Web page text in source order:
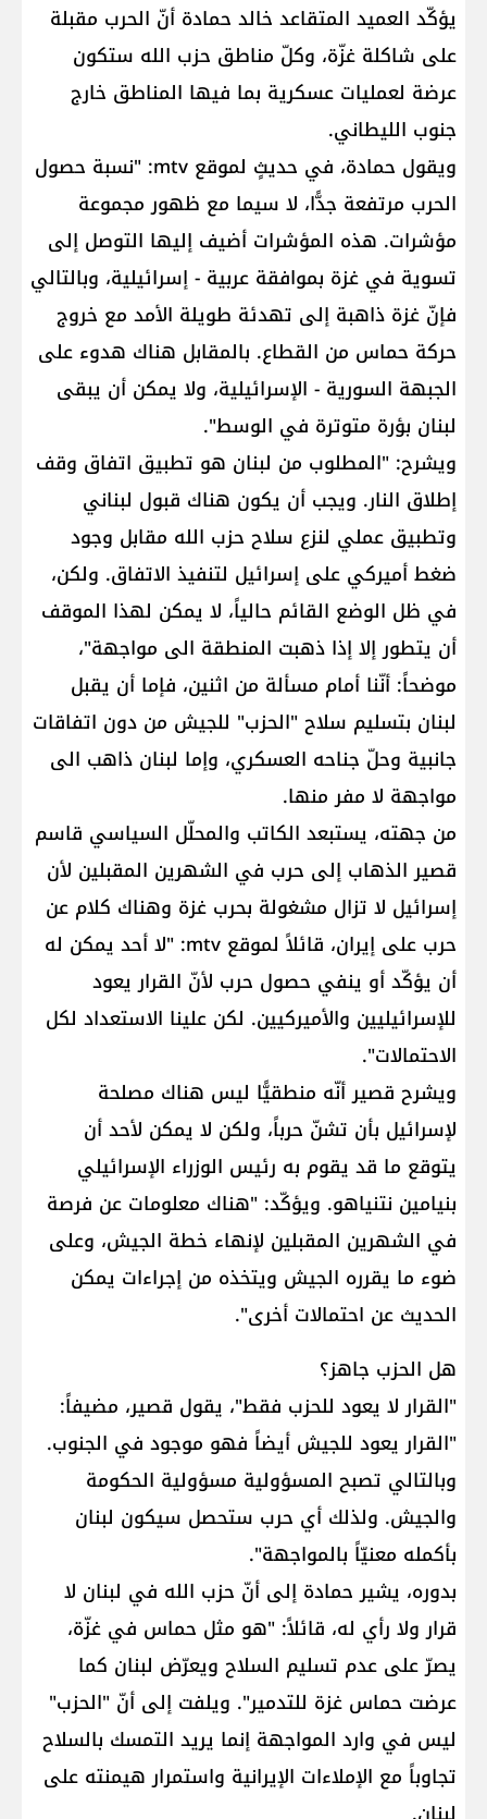
يؤكّد العميد المتقاعد خالد حمادة أنّ الحرب مقبلة
على شاكلة غزّة، وكلّ مناطق حزب الله ستكون
عرضة لعمليات عسكرية بما فيها المناطق خارج
جنوب الليطاني.
ويقول حمادة، في حديثٍ لموقع mtv: "نسبة حصول
الحرب مرتفعة جدًّا، لا سيما مع ظهور مجموعة
مؤشرات. هذه المؤشرات أضيف إليها التوصل إلى
تسوية في غزة بموافقة عربية - إسرائيلية، وبالتالي
فإنّ غزة ذاهبة إلى تهدئة طويلة الأمد مع خروج
حركة حماس من القطاع. بالمقابل هناك هدوء على
الجبهة السورية - الإسرائيلية، ولا يمكن أن يبقى
لبنان بؤرة متوترة في الوسط".
ويشرح: "المطلوب من لبنان هو تطبيق اتفاق وقف
إطلاق النار. ويجب أن يكون هناك قبول لبناني
وتطبيق عملي لنزع سلاح حزب الله مقابل وجود
ضغط أميركي على إسرائيل لتنفيذ الاتفاق. ولكن،
في ظل الوضع القائم حالياً، لا يمكن لهذا الموقف
أن يتطور إلا إذا ذهبت المنطقة الى مواجهة"،
موضحاً: أنّنا أمام مسألة من اثنين، فإما أن يقبل
لبنان بتسليم سلاح "الحزب" للجيش من دون اتفاقات
جانبية وحلّ جناحه العسكري، وإما لبنان ذاهب الى
مواجهة لا مفر منها.
من جهته، يستبعد الكاتب والمحلّل السياسي قاسم
قصير الذهاب إلى حرب في الشهرين المقبلين لأن
إسرائيل لا تزال مشغولة بحرب غزة وهناك كلام عن
حرب على إيران، قائلاً لموقع mtv: "لا أحد يمكن له
أن يؤكّد أو ينفي حصول حرب لأنّ القرار يعود
للإسرائيليين والأميركيين. لكن علينا الاستعداد لكل
الاحتمالات".
ويشرح قصير أنّه منطقيًّا ليس هناك مصلحة
لإسرائيل بأن تشنّ حرباً، ولكن لا يمكن لأحد أن
يتوقع ما قد يقوم به رئيس الوزراء الإسرائيلي
بنيامين نتنياهو. ويؤكّد: "هناك معلومات عن فرصة
في الشهرين المقبلين لإنهاء خطة الجيش، وعلى
ضوء ما يقرره الجيش ويتخذه من إجراءات يمكن
الحديث عن احتمالات أخرى".
هل الحزب جاهز؟
"القرار لا يعود للحزب فقط"، يقول قصير، مضيفاً:
"القرار يعود للجيش أيضاً فهو موجود في الجنوب.
وبالتالي تصبح المسؤولية مسؤولية الحكومة
والجيش. ولذلك أي حرب ستحصل سيكون لبنان
بأكمله معنيّاً بالمواجهة".
بدوره، يشير حمادة إلى أنّ حزب الله في لبنان لا
قرار ولا رأي له، قائلاً: "هو مثل حماس في غزّة،
يصرّ على عدم تسليم السلاح ويعرّض لبنان كما
عرضت حماس غزة للتدمير". ويلفت إلى أنّ "الحزب"
ليس في وارد المواجهة إنما يريد التمسك بالسلاح
تجاوباً مع الإملاءات الإيرانية واستمرار هيمنته على